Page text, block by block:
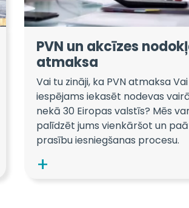
PVN un akcīzes
atmaksa
Vai tu zināji, ka PVN atmaksa
iespējams iekasēt nodevas
nekā 30 Eiropas valstīs? Mēs
palīdzēt jums vienkāršot un
prasību iesniegšanas procesu.